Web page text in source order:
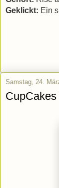
Geklickt: Ein
Samstag, 24.